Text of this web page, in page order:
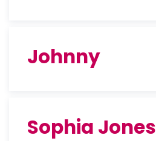
Johnny
Sophia Jones